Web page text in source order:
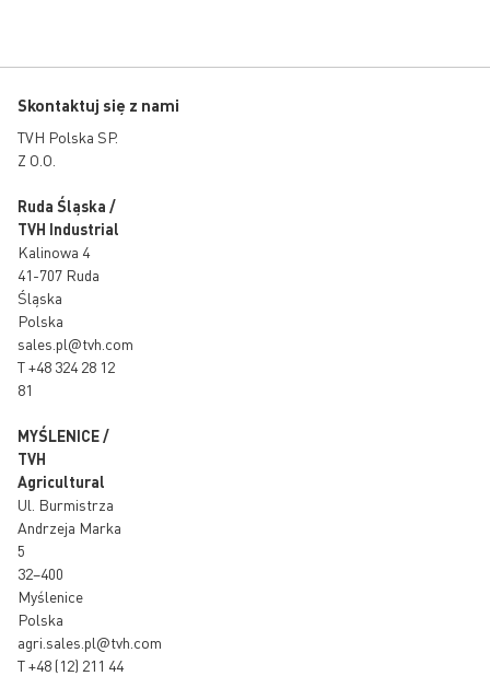
Skontaktuj się z nami
TVH Polska SP.
Z O.O.
Ruda Śląska /
TVH Industrial
Kalinowa 4
41-707 Ruda
Śląska
Polska
sales.pl@tvh.com
T+48 324 28 12
81
MYŚLENICE /
TVH
Agricultural
Ul. Burmistrza
Andrzeja Marka
5
32–400
Myślenice
Polska
agri.sales.pl@tvh.com
T+48 (12) 211 44